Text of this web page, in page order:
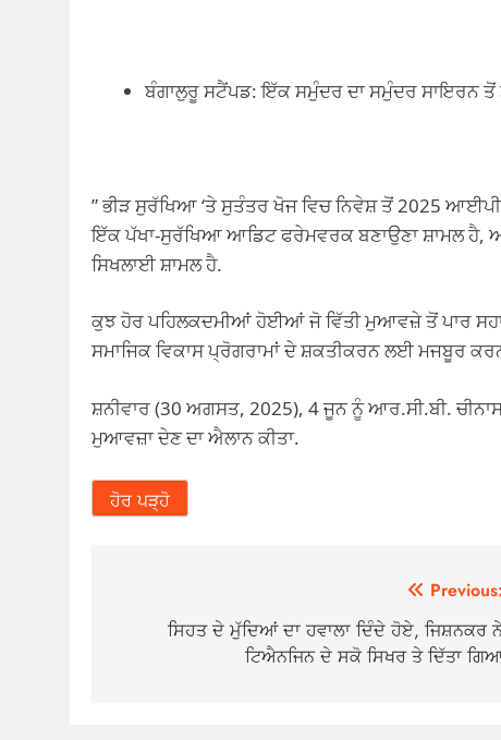
ਬੰਗਾਲੁਰੂ ਸਟੈਂਪਡ: ਇੱਕ ਸਮੁੰਦਰ ਦਾ ਸਮੁੰਦਰ ਸਾਇਰਨ ਤੋਂ
” ਭੀੜ ਸੁਰੱਖਿਆ ‘ਤੇ ਸੁਤੰਤਰ ਖੋਜ ਵਿਚ ਨਿਵੇਸ਼ ਤੋਂ 2025
ਇੱਕ ਪੱਖਾ-ਸੁਰੱਖਿਆ ਆਡਿਟ ਫਰੇਮਵਰਕ ਬਣਾਉਣਾ ਸ਼ਾਮਲ ਹੈ,
ਸਿਖਲਾਈ ਸ਼ਾਮਲ ਹੈ.
ਕੁਝ ਹੋਰ ਪਹਿਲਕਦਮੀਆਂ ਹੋਈਆਂ ਜੋ ਵਿੱਤੀ ਮੁਆਵਜ਼ੇ ਤੋਂ ਪਾਰ
ਸਮਾਜਿਕ ਵਿਕਾਸ ਪ੍ਰੋਗਰਾਮਾਂ ਦੇ ਸ਼ਕਤੀਕਰਨ ਲਈ ਮਜਬੂਰ
ਸ਼ਨੀਵਾਰ (30 ਅਗਸਤ, 2025), 4 ਜੂਨ ਨੂੰ ਆਰ.ਸੀ.ਬੀ.
ਮੁਆਵਜ਼ਾ ਦੇਣ ਦਾ ਐਲਾਨ ਕੀਤਾ.
ਹੋਰ ਪੜ੍ਹੋ
navigation
Previous:
ਸਿਹਤ ਦੇ ਮੁੱਦਿਆਂ ਦਾ ਹਵਾਲਾ ਦਿੰਦੇ ਹੋਏ, ਜਿਸ਼ਨਕਰ
ਟਿਐਨਜਿਨ ਦੇ ਸਕੋ ਸਿਖਰ ਤੇ ਦਿੱਤਾ